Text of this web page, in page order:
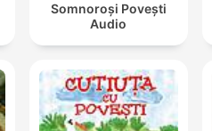
Somnoroși Povești
Audio